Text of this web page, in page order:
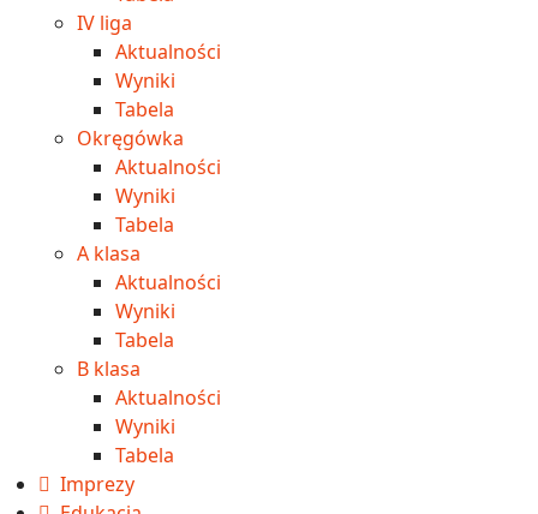
IV liga
Aktualności
Wyniki
Tabela
Okręgówka
Aktualności
Wyniki
Tabela
A klasa
Aktualności
Wyniki
Tabela
B klasa
Aktualności
Wyniki
Tabela
Imprezy